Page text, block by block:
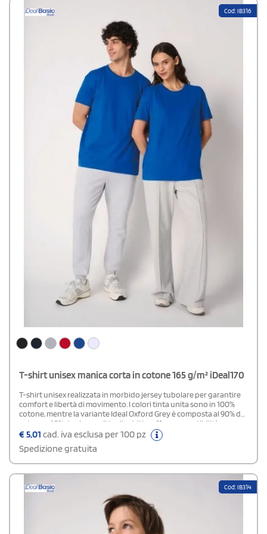
maniche e del fondo capo rifiniti a doppio ago. L’etichetta del
marchio è staccabile per una personalizzazione pratica e
professionale.Disponibile modello Donna e Bambino
Cod: IB316
T-shirt unisex manica corta in cotone 165 g/m² iDeal170
T-shirt unisex realizzata in morbido jersey tubolare per garantire
comfort e libertà di movimento. I colori tinta unita sono in 100%
cotone, mentre la variante Ideal Oxford Grey è composta al 90% da
cotone e 10% da viscosa. Il taglio dritto offre una vestibilità
naturale e versatile, adatta a ogni occasione. Il collo rotondo è
rifinito con bordo a costine 1x1 e doppie impunture,
accompagnato da un nastro di rinforzo interno tono su tono. Gli
orli delle maniche e del fondo capo presentano una finitura a
€5,01 cad. iva esclusa per 100 pz
Spedizione gratuita
Cod: IB314